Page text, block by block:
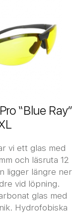
“Blue Ray”
vi ett glas med
och läsruta 12
ligger längre ner
vid löpning.
glas med
Hydrofobiska